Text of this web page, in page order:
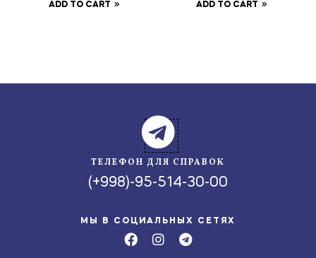
ADD TO CART ADD TO CART
ТЕЛЕФОН ДЛЯ СПРАВОК
(+998)-95-514-30-00
МЫ В СОЦИАЛЬНЫХ СЕТЯХ